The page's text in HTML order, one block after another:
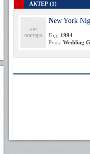
АКТЕР (1)
New York
Год: 1994
Роль: Wedding